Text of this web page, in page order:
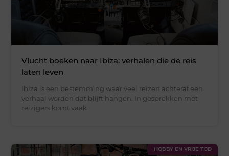
Vlucht boeken naar Ibiza: verhalen die de reis
laten leven
Ibiza is een bestemming waar veel reizen achteraf een
verhaal worden dat blijft hangen. In gesprekken met
reizigers komt vaak
HOBBY EN VRIJE TIJD